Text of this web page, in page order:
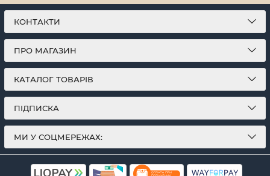
КОНТАКТИ
ПРО МАГАЗИН
КАТАЛОГ ТОВАРІВ
ПІДПИСКА
МИ У СОЦМЕРЕЖАХ: